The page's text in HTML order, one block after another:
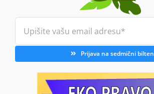
Prijava na sedmični bilten